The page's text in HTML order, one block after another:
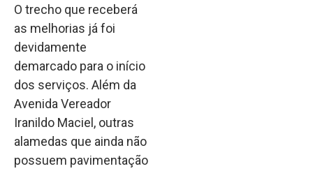
O trecho que receberá
as melhorias já foi
devidamente
demarcado para o início
dos serviços. Além da
Avenida Vereador
Iranildo Maciel, outras
alamedas que ainda não
possuem pavimentação